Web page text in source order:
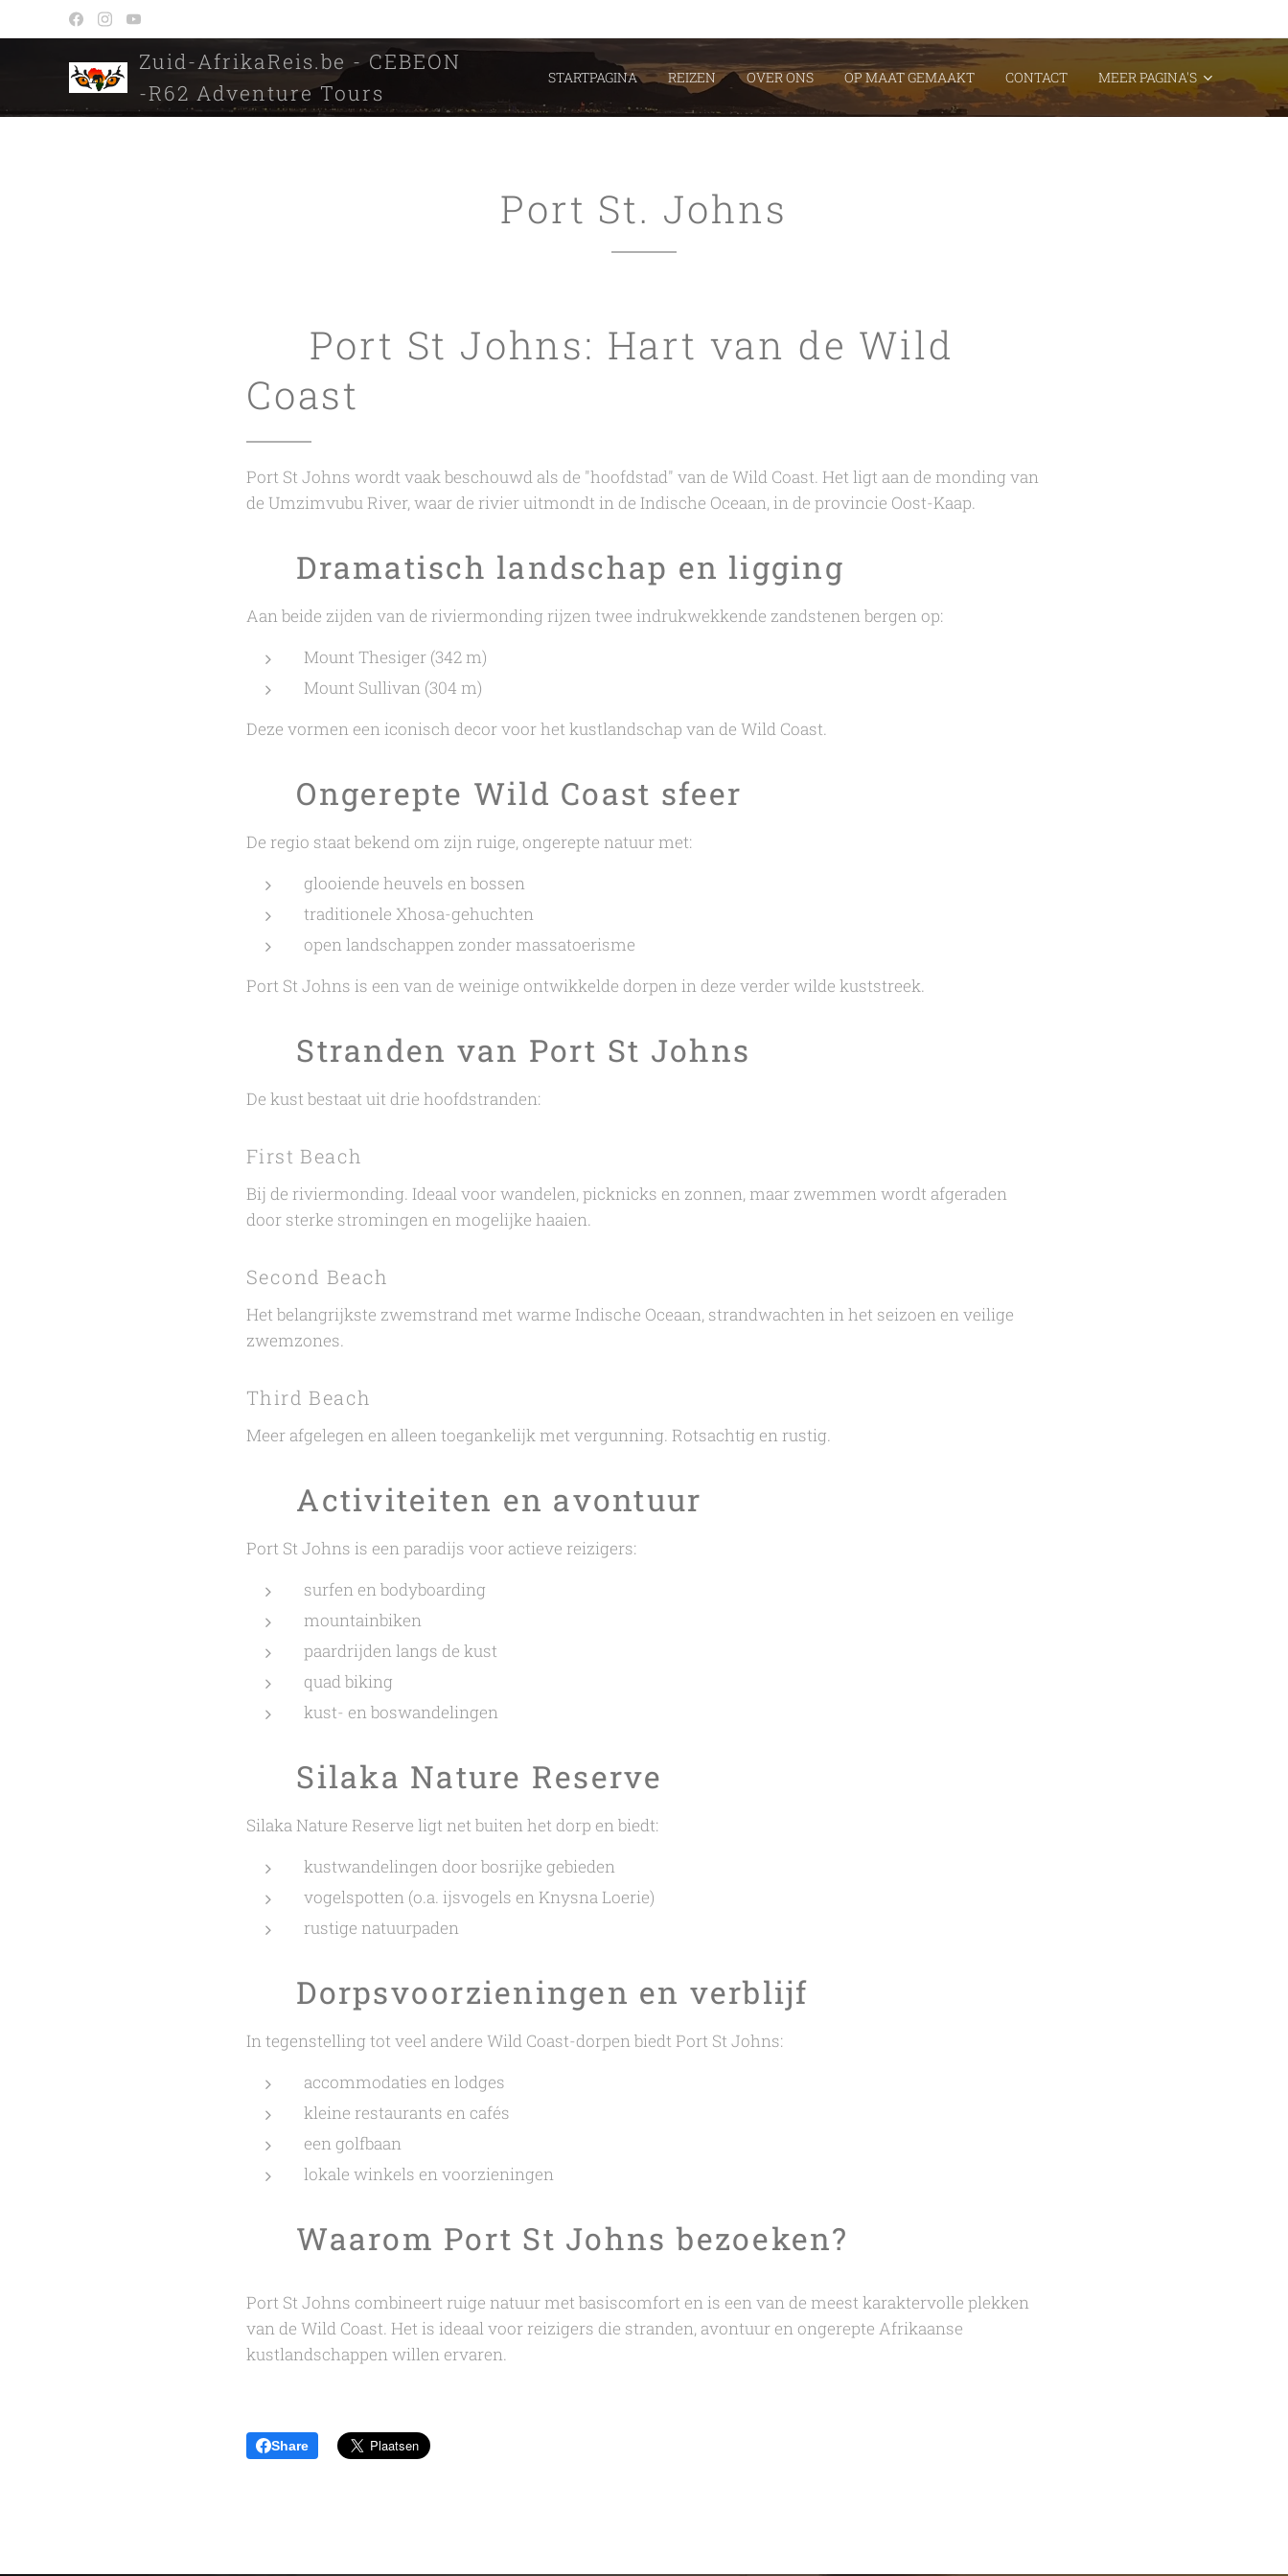
Zuid-AfrikaReis.be - CEBEON
-R62 Adventure Tours
STARTPAGINA REIZEN OVER ONS OP MAAT GEMAAKT CONTACT MEER PAGINA'S
Port St. Johns
🌊 Port St Johns: Hart van de Wild
Coast
Port St Johns wordt vaak beschouwd als de "hoofdstad" van de Wild Coast. Het ligt aan de monding van
de Umzimvubu River, waar de rivier uitmondt in de Indische Oceaan, in de provincie Oost-Kaap.
🏔️ Dramatisch landschap en ligging
Aan beide zijden van de riviermonding rijzen twee indrukwekkende zandstenen bergen op:
Mount Thesiger (342 m)
Mount Sullivan (304 m)
Deze vormen een iconisch decor voor het kustlandschap van de Wild Coast.
🌿 Ongerepte Wild Coast sfeer
De regio staat bekend om zijn ruige, ongerepte natuur met:
glooiende heuvels en bossen
traditionele Xhosa-gehuchten
open landschappen zonder massatoerisme
Port St Johns is een van de weinige ontwikkelde dorpen in deze verder wilde kuststreek.
🏖️ Stranden van Port St Johns
De kust bestaat uit drie hoofdstranden:
First Beach
Bij de riviermonding. Ideaal voor wandelen, picknicks en zonnen, maar zwemmen wordt afgeraden
door sterke stromingen en mogelijke haaien.
Second Beach
Het belangrijkste zwemstrand met warme Indische Oceaan, strandwachten in het seizoen en veilige
zwemzones.
Third Beach
Meer afgelegen en alleen toegankelijk met vergunning. Rotsachtig en rustig.
🎣 Activiteiten en avontuur
Port St Johns is een paradijs voor actieve reizigers:
surfen en bodyboarding
mountainbiken
paardrijden langs de kust
quad biking
kust- en boswandelingen
🌳 Silaka Nature Reserve
Silaka Nature Reserve ligt net buiten het dorp en biedt:
kustwandelingen door bosrijke gebieden
vogelspotten (o.a. ijsvogels en Knysna Loerie)
rustige natuurpaden
🏌️ Dorpsvoorzieningen en verblijf
In tegenstelling tot veel andere Wild Coast-dorpen biedt Port St Johns:
accommodaties en lodges
kleine restaurants en cafés
een golfbaan
lokale winkels en voorzieningen
🌟 Waarom Port St Johns bezoeken?
Port St Johns combineert ruige natuur met basiscomfort en is een van de meest karaktervolle plekken
van de Wild Coast. Het is ideaal voor reizigers die stranden, avontuur en ongerepte Afrikaanse
kustlandschappen willen ervaren.
Share